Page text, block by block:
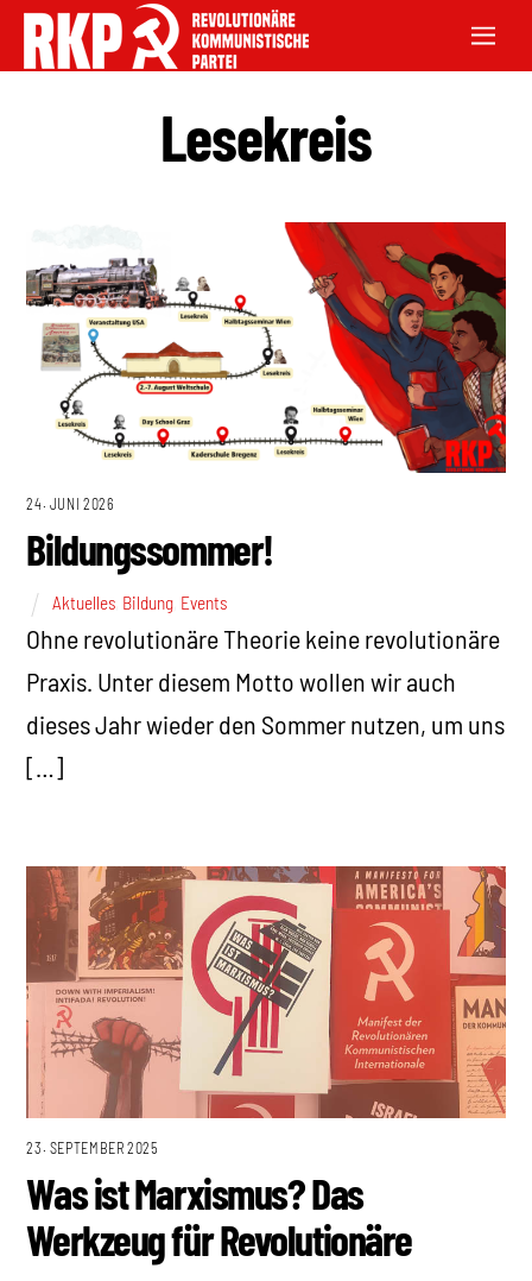
Lesekreis
24. JUNI 2026
Bildungssommer!
Aktuelles Bildung Events
Ohne revolutionäre Theorie keine revolutionäre
Praxis. Unter diesem Motto wollen wir auch
dieses Jahr wieder den Sommer nutzen, um uns
[…]
23. SEPTEMBER 2025
Was ist Marxismus? Das
Werkzeug für Revolutionäre